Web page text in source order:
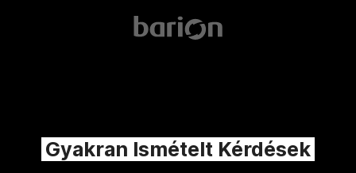
Gyakran Ismételt Kérdések